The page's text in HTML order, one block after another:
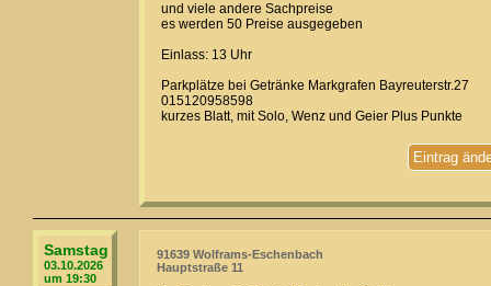
und viele andere Sachpreise
es werden 50 Preise ausgegeben
Einlass: 13 Uhr
Parkplätze bei Getränke Markgrafen Bayreuterstr.27
015120958598
kurzes Blatt, mit Solo, Wenz und Geier Plus Punkte
Eintrag
Samstag
03.10.2026
um 19:30
91639 Wolframs-Eschenbach
Hauptstraße 11